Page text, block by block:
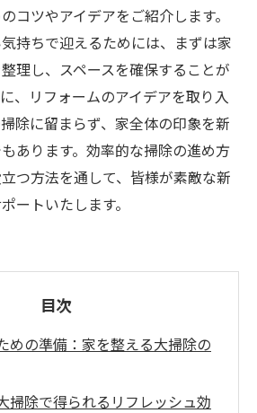
コツやアイデアをご紹介します。
持ちで迎えるためには、まずは家
理し、スペースを確保することが
、リフォームのアイデアを取り入
除に留まらず、家全体の印象を新
あります。効率的な掃除の進め方
つ方法を通して、皆様が素敵な新
ートいたします。
目次
めの準備：家を整える大掃除の
掃除で得られるリフレッシュ効